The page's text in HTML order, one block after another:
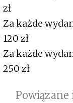
zł
Za każde
120 zł
Za każde
250 zł